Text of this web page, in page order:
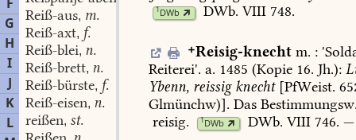
F
G
H
I
J
K
L
Reiß-aus, m.
Reiß-axt, f.
Reiß-blei, n.
Reiß-brett, n.
Reiß-bürste, f.
Reiß-eisen, n.
reißen, st.
1DWb DWb. VIII 748.
Reisig-knecht m. :
Reiterei'. a. 1485 (Kopie 16. Jh.):
Ybenn, reissigknecht[PfWeist.
Glmünchw)]. Das
reisig. 1DWb DWb. VIII 746. —